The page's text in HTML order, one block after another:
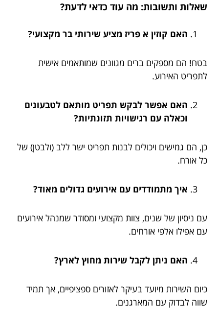
שאלות ותשובות: מה עוד כדאי לדעת?
האם קוזין א פריז מציע שירותי בר מקצועי?
בטח! הם מספקים ברים מגוונים שמותאמים אישית
לתפריט האירוע.
האם אפשר לבקש תפריט מותאם לטבעונים
וכאלה עם רגישויות תזונתיות?
כן, הם גמישים ויכולים לבנות תפריט ישר ללב (ולבטן) של
כל אורח.
איך מתמודדים עם אירועים גדולים מאוד?
עם ניסיון של שנים, צוות מקצועי ומסודר שמנהל אירועים
עם אפילו אלפי אורחים.
האם ניתן לקבל שירות מחוץ לארץ?
כיום השירות מיועד בעיקר לאזורים ספציפיים, אך תמיד
שווה לבדוק עם המארגנים.